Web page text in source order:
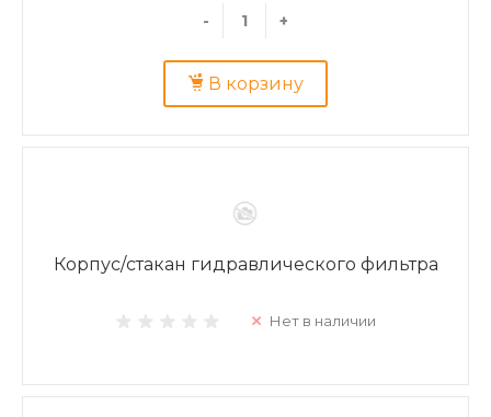
- +
В корзину
Корпус/стакан гидравлического фильтра
Нет в наличии